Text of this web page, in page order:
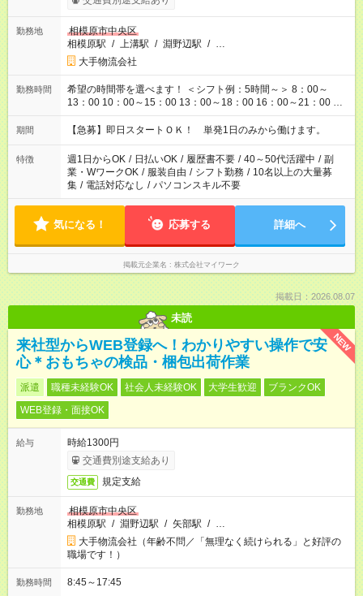
勤務地
相模原市中央区
相模原駅 / 上溝駅 / 淵野辺駅 / …
大手物流会社
勤務時間
希望の時間帯を選べます！ ＜シフト例：5時間～＞ 8：00～
13：00 10：00～15：00 13：00～18：00 16：00～21：00 ＜
シフト例：8時間～＞ ・10：00～19：00 ・13：00～22：00 ・
22：00～翌6：00 など！是非ご希望をお聞かせください！
期間 【急募】即日スタートＯＫ！ 単発1日のみから働けます。
特徴 週1日からOK / 日払いOK / 履歴書不要 / 40～50代活躍中 / 副
業・WワークOK / 服装自由 / シフト勤務 / 10名以上の大量募
集 / 電話対応なし / パソコンスキル不要
気になる！ 応募する 詳細へ
掲載元企業名 株式会社マイワーク
掲載日：2026.08.07
未読
NEW
来社型からWEB登録へ！わかりやすい操作で安
心＊おもちゃの検品・梱包出荷作業
派遣 職種未経験OK 社会人未経験OK 大学生歓迎
ブランクOK
WEB登録・面接OK
給与
時給1300円
交通費別途支給あり
交通費 規定支給
勤務地
相模原市中央区
相模原駅 / 淵野辺駅 / 矢部駅 / …
大手物流会社（年齢不問／「無理なく続けられる」と好評の
職場です！）
勤務時間 8:45～17:45